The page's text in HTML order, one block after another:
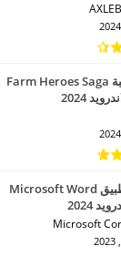
تحميل لعبة Farm Heroes Saga
2024
تحميل تطبيق Microsoft Word
2024
Microsoft